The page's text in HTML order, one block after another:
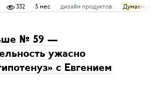
332 5 мес дизайн продуктов Думаем
№ 59 —
ужасно
с Евгением